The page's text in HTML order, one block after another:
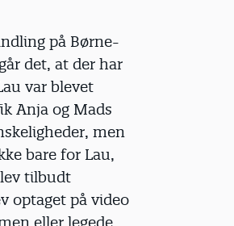
på Børne-
det, at der har
var blevet
Anja og Mads
men
bare for Lau,
tilbudt
optaget på video